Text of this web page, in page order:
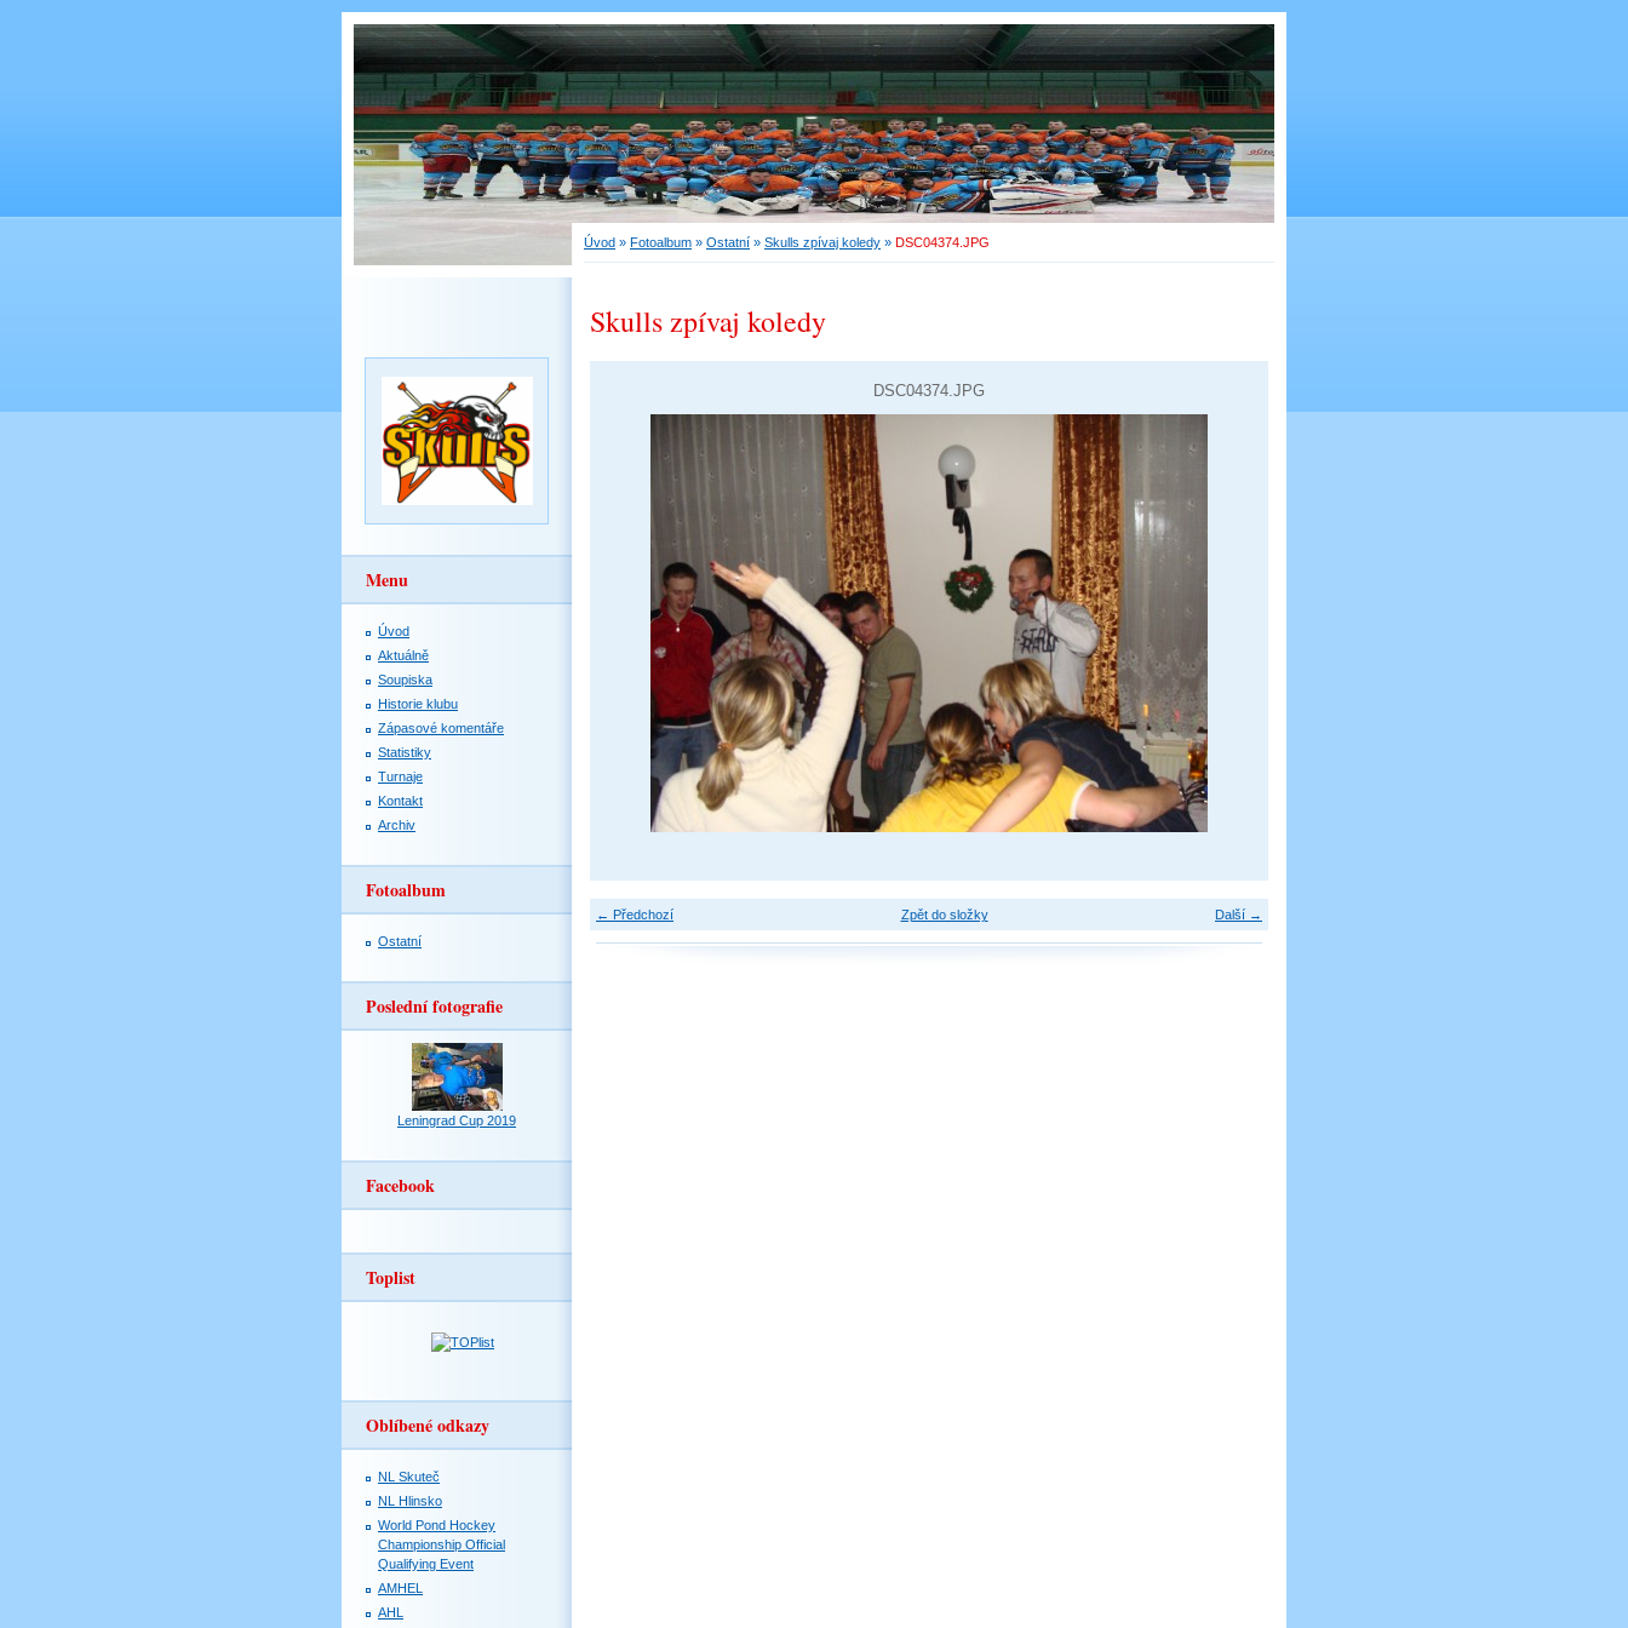
Úvod » Fotoalbum » Ostatní » Skulls zpívaj koledy » DSC04374.JPG
Skulls zpívaj koledy
DSC04374.JPG
← Předchozí Další →
Zpět do složky
Menu
Úvod
Aktuálně
Soupiska
Historie klubu
Zápasové komentáře
Statistiky
Turnaje
Kontakt
Archiv
Fotoalbum
Ostatní
Poslední fotografie
Leningrad Cup 2019
Facebook
Toplist
Oblíbené odkazy
NL Skuteč
NL Hlinsko
World Pond Hockey
Championship Official
Qualifying Event
AMHEL
AHL